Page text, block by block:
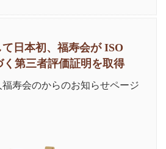
日本初、福寿会が ISO
く第三者評価証明を取得
寿会のからのお知らせページ